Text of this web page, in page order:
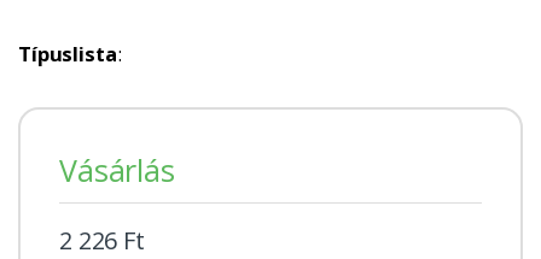
Típuslista:
Vásárlás
2 226 Ft